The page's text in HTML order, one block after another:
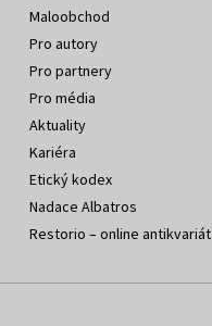
Maloobchod
Pro autory
Pro partnery
Pro média
Aktuality
Kariéra
Etický kodex
Nadace Albatros
Restorio – online antikvariát